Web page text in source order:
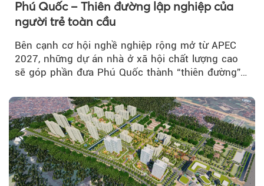
Phú Quốc – Thiên đường lập nghiệp của
người trẻ toàn cầu
Bên cạnh cơ hội nghề nghiệp rộng mở từ APEC
2027, những dự án nhà ở xã hội chất lượng cao
sẽ góp phần đưa Phú Quốc thành “thiên đường”